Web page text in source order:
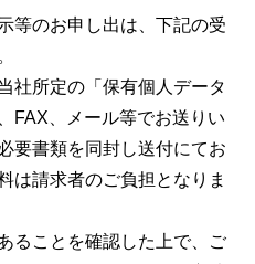
等のお申し出は、下記の受
社所定の「保有個人データ
FAX、メール等でお送りい
要書類を同封し送付にてお
は請求者のご負担となりま
ることを確認した上で、ご